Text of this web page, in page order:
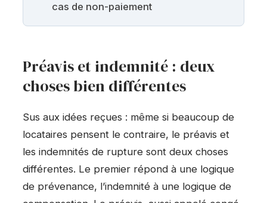
cas de non-paiement
Préavis et indemnité : deux
choses bien différentes
Sus aux idées reçues : même si beaucoup de
locataires pensent le contraire, le préavis et
les indemnités de rupture sont deux choses
différentes. Le premier répond à une logique
de prévenance, l’indemnité à une logique de